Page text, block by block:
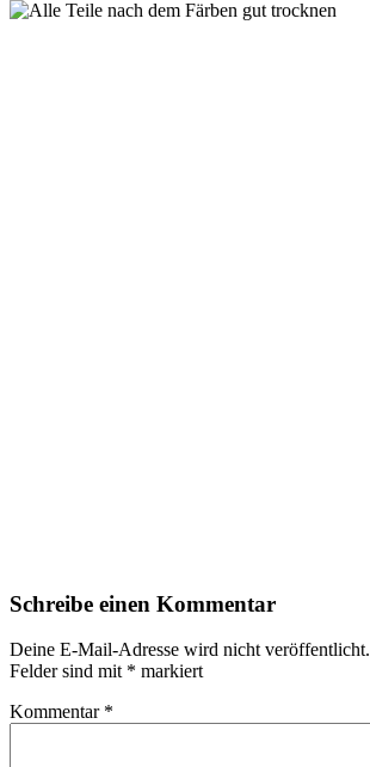
Schreibe einen Kommentar
Deine E-Mail-Adresse wird nicht veröffentlicht.
Felder sind mit * markiert
Kommentar *